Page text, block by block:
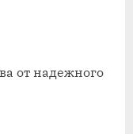
от надежного